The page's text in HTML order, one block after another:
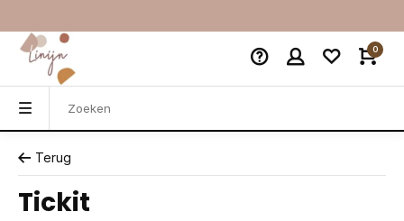
0
Terug
Tickit